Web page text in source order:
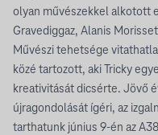
olyan művészekkel alkotott
Gravediggaz, Alanis
Művészi tehetsége
közé tartozott, aki Tricky
kreativitását dicsérte. Jövő
újragondolását ígéri, az
tarthatunk június 9-én az